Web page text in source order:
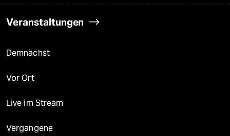
Veranstaltungen
Demnächst
Vor Ort
Live im Stream
Vergangene